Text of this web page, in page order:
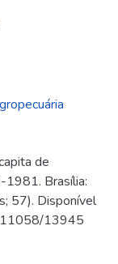
de
1981. Brasília:
57). Disponível
11058/13945